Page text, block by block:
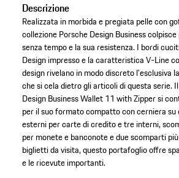
Descrizione
Realizzata in morbida e pregiata pelle con
collezione Porsche Design Business
senza tempo e la sua resistenza. I bordi
Design impresso e la caratteristica V-Line
design rivelano in modo discreto l'esclusiva
che si cela dietro gli articoli di questa serie.
Design Business Wallet 11 with Zipper si
per il suo formato compatto con cerniera
esterni per carte di credito e tre interni,
per monete e banconote e due scomparti
biglietti da visita, questo portafoglio offre
e le ricevute importanti.